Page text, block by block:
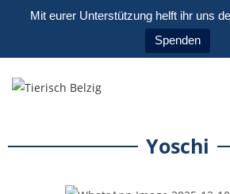
Mit eurer Unterstützung helft ihr uns
Spenden
Yoschi